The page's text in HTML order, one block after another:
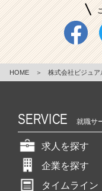
HOME ＞ 株式会社ビジュ
SERVICE 就職サ
求人を探す
企業を探す
タイムライン